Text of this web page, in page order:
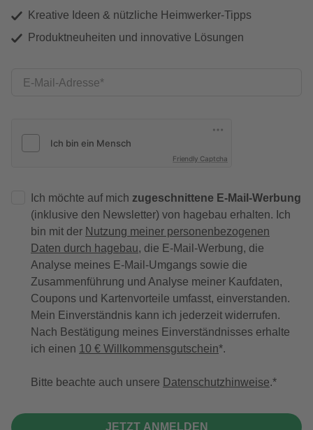
Kreative Ideen & nützliche Heimwerker-Tipps
Produktneuheiten und innovative Lösungen
E-Mail-Adresse
Friendly Captcha
Ich möchte auf mich zugeschnittene E-Mail-Werbung
(inklusive den Newsletter) von hagebau erhalten. Ich
bin mit der Nutzung meiner personenbezogenen
Daten durch hagebau, die E-Mail-Werbung, die
Analyse meines E-Mail-Umgangs sowie die
Zusammenführung und Analyse meiner Kaufdaten,
Coupons und Kartenvorteile umfasst, einverstanden.
Mein Einverständnis kann ich jederzeit widerrufen.
Nach Bestätigung meines Einverständnisses erhalte
ich einen 10 € Willkommensgutschein*.
Bitte beachte auch unsere Datenschutzhinweise.
JETZT ANMELDEN